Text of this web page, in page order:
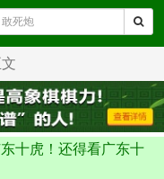
十虎！还得看广东十